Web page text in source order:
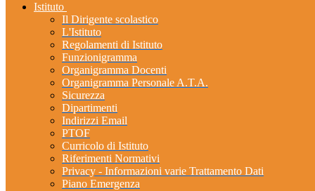
Istituto
Il Dirigente scolastico
L'Istituto
Regolamenti di Istituto
Funzionigramma
Organigramma Docenti
Organigramma Personale A.T.A.
Sicurezza
Dipartimenti
Indirizzi Email
PTOF
Curricolo di Istituto
Riferimenti Normativi
Privacy - Informazioni varie Trattamento Dati
Piano Emergenza